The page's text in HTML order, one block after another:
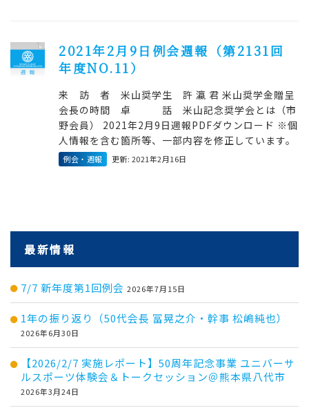
2021年2月9日例会週報（第2131回
年度NO.11）
来 訪 者 米山奨学生 許 瀛 君 米山奨学金贈呈
会長の時間 卓 話 米山記念奨学会とは（市
野会員） 2021年2月9日週報PDFダウンロード ※個
人情報を含む箇所等、一部内容を修正しています。
例会・週報 更新: 2021年2月16日
最新情報
7/7 新年度第1回例会 2026年7月15日
1年の振り返り（50代会長 冨晃之介・幹事 松嶋純也）
2026年6月30日
【2026/2/7 実施レポート】50周年記念事業 ユニバーサ
ルスポーツ体験会＆トークセッション＠熊本県八代市
2026年3月24日